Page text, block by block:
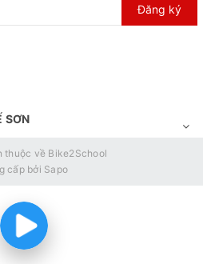
đường và khả năng di chuyển
di chuyển trong đô thị và
ô. So với lốp có kích thước
khi đi trên các bề mặt đường
sự thoải mái cho người lái.
Đăng ký
SƠN
thuộc về Bike2School
cấp bởi Sapo